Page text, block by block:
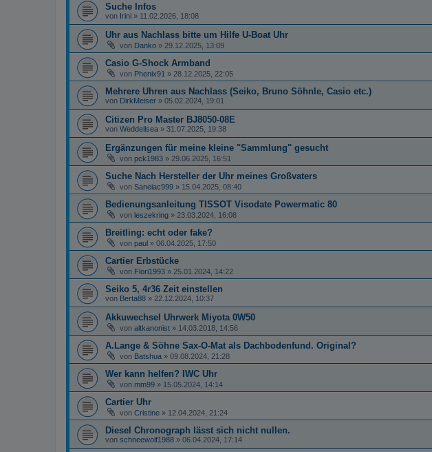
Suche Infos
von Irini » 11.02.2026, 18:08
Uhr aus Nachlass bitte um Hilfe U-Boat Uhr
von Danko » 29.12.2025, 13:09
Casio G-Shock Armband
von Phenix91 » 28.12.2025, 22:05
Mehrere Uhren aus Nachlass (Seiko, Bruno Söhnle, Casio etc.)
von DirkMeiser » 05.02.2024, 19:01
Citizen Pro Master BJ8050-08E
von Weddellsea » 31.07.2025, 19:38
Ergänzungen für meine kleine "Sammlung" gesucht
von pck1983 » 29.06.2025, 16:51
Suche Nach Hersteller der Uhr meines Großvaters
von Saneiac999 » 15.04.2025, 08:40
Bedienungsanleitung TISSOT Visodate Powermatic 80
von leszekring » 23.03.2024, 16:08
Breitling: echt oder fake?
von paul » 06.04.2025, 17:50
Cartier Erbstücke
von Flori1993 » 25.01.2024, 14:22
Seiko 5, 4r36 Zeit einstellen
von Berta88 » 22.12.2024, 10:37
Akkuwechsel Uhrwerk Miyota 0W50
von altkanonist » 14.03.2018, 14:56
A.Lange & Söhne Sax-O-Mat als Dachbodenfund. Original?
von Batshua » 09.08.2024, 21:28
Wer kann helfen? IWC Uhr
von mm99 » 15.05.2024, 14:14
Cartier Uhr
von Cristine » 12.04.2024, 21:24
Diesel Chronograph lässt sich nicht nullen.
von schneewolf1988 » 06.04.2024, 17:14